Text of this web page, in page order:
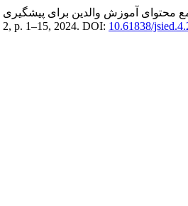
محتوای آموزش والدین برای
2, p. 1–15, 2024. DOI: 10.61838/